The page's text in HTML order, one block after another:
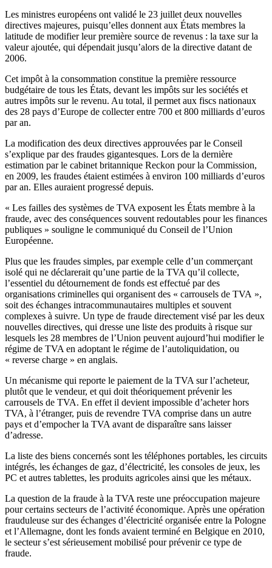
Les ministres européens ont validé le 23 juillet deux nouvelles
directives majeures, puisqu’elles donnent aux États membres la
latitude de modifier leur première source de revenus : la taxe sur la
valeur ajoutée, qui dépendait jusqu’alors de la directive datant de
2006.
Cet impôt à la consommation constitue la première ressource
budgétaire de tous les États, devant les impôts sur les sociétés et
autres impôts sur le revenu. Au total, il permet aux fiscs nationaux
des 28 pays d’Europe de collecter entre 700 et 800 milliards d’euros
par an.
La modification des deux directives approuvées par le Conseil
s’explique par des fraudes gigantesques. Lors de la dernière
estimation par le cabinet britannique Reckon pour la Commission,
en 2009, les fraudes étaient estimées à environ 100 milliards d’euros
par an. Elles auraient progressé depuis.
« Les failles des systèmes de TVA exposent les États membre à la
fraude, avec des conséquences souvent redoutables pour les finances
publiques » souligne le communiqué du Conseil de l’Union
Européenne.
Plus que les fraudes simples, par exemple celle d’un commerçant
isolé qui ne déclarerait qu’une partie de la TVA qu’il collecte,
l’essentiel du détournement de fonds est effectué par des
organisations criminelles qui organisent des « carrousels de TVA »,
soit des échanges intracommunautaires multiples et souvent
complexes à suivre. Un type de fraude directement visé par les deux
nouvelles directives, qui dresse une liste des produits à risque sur
lesquels les 28 membres de l’Union peuvent aujourd’hui modifier le
régime de TVA en adoptant le régime de l’autoliquidation, ou
« reverse charge » en anglais.
Un mécanisme qui reporte le paiement de la TVA sur l’acheteur,
plutôt que le vendeur, et qui doit théoriquement prévenir les
carrousels de TVA. En effet il devient impossible d’acheter hors
TVA, à l’étranger, puis de revendre TVA comprise dans un autre
pays et d’empocher la TVA avant de disparaître sans laisser
d’adresse.
La liste des biens concernés sont les téléphones portables, les circuits
intégrés, les échanges de gaz, d’électricité, les consoles de jeux, les
PC et autres tablettes, les produits agricoles ainsi que les métaux.
La question de la fraude à la TVA reste une préoccupation majeure
pour certains secteurs de l’activité économique. Après une opération
frauduleuse sur des échanges d’électricité organisée entre la Pologne
et l’Allemagne, dont les fonds avaient terminé en Belgique en 2010,
le secteur s’est sérieusement mobilisé pour prévenir ce type de
fraude.